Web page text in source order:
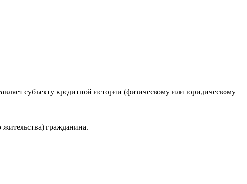
субъекту кредитной истории (физическому или юридическому
гражданина.